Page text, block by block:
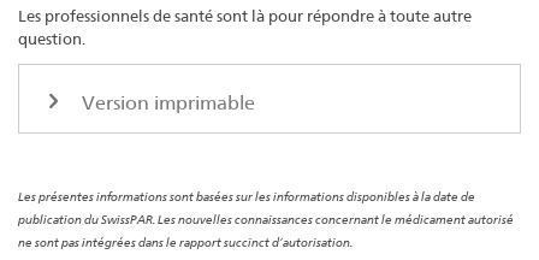
Les professionnels de santé sont là pour répondre à toute autre
question.
Version imprimable
Les présentes informations sont basées sur les informations disponibles à la date de
publication du SwissPAR. Les nouvelles connaissances concernant le médicament autorisé
ne sont pas intégrées dans le rapport succinct d’autorisation.